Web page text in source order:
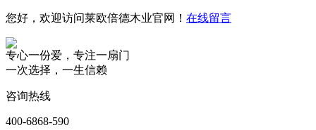
您好，欢迎访问莱欧倍德木业官网！ 在线留言
专心一份爱，专注一扇门
一次选择，一生信赖
咨询热线
400-6868-590